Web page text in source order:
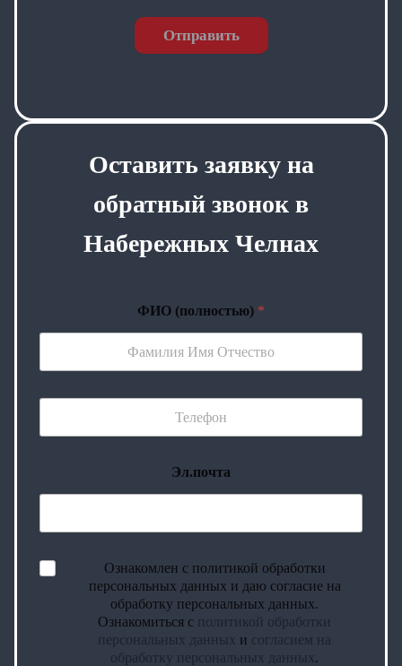
Отправить
Оставить заявку на
обратный звонок в
Набережных Челнах
ФИО (полностью) *
Эл.почта
Ознакомлен с политикой обработки
персональных данных и даю согласие на
обработку персональных данных.
Ознакомиться с политикой обработки
персональных данных и согласием на
обработку персональных данных.